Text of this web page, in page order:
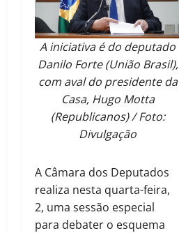
A iniciativa é do deputado
Danilo Forte (União Brasil),
com aval do presidente da
Casa, Hugo Motta
(Republicanos) / Foto:
Divulgação
A Câmara dos Deputados
realiza nesta quarta-feira,
2, uma sessão especial
para debater o esquema